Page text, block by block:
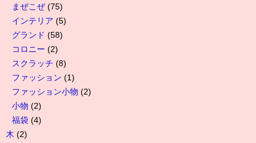
まぜこぜ(75)
インテリア (5)
グランド (58)
コロニー (2)
スクラッチ (8)
ファッション (1)
ファッション小物 (2)
小物 (2)
福袋 (4)
木 (2)